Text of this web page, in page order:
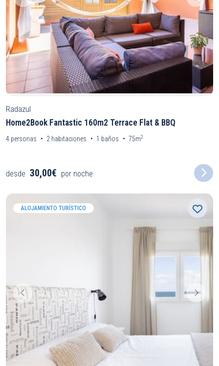
Radazul
Home2Book Fantastic 160m2 Terrace Flat & BBQ
4 personas 2 habitaciones 1 baños 75m2
desde 30,00€ por noche
ALOJAMIENTO TURÍSTICO